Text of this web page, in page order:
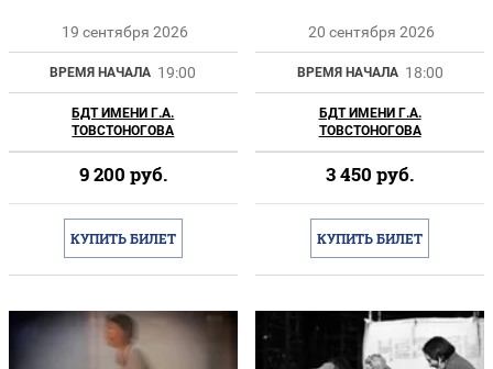
19 сентября 2026
ВРЕМЯ НАЧАЛА 19:00
БДТ ИМЕНИ Г.А.
ТОВСТОНОГОВА
9 200 руб.
КУПИТЬ БИЛЕТ
20 сентября 2026
ВРЕМЯ НАЧАЛА 18:00
БДТ ИМЕНИ Г.А.
ТОВСТОНОГОВА
3 450 руб.
КУПИТЬ БИЛЕТ